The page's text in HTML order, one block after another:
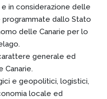
in considerazione delle
dallo Stato
delle Canarie per lo
generale ed
Canarie.
e geopolitici, logistici,
locale ed